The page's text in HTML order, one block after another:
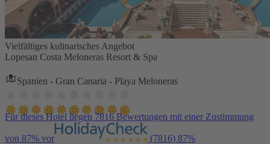
Vielfältiges kulinarisches Angebot
Lopesan Costa Meloneras Resort & Spa
Spanien - Gran Canaria - Playa Meloneras
Für dieses Hotel liegen 7816 Bewertungen mit einer Zustimmung
von 87% vor (7816) 87%